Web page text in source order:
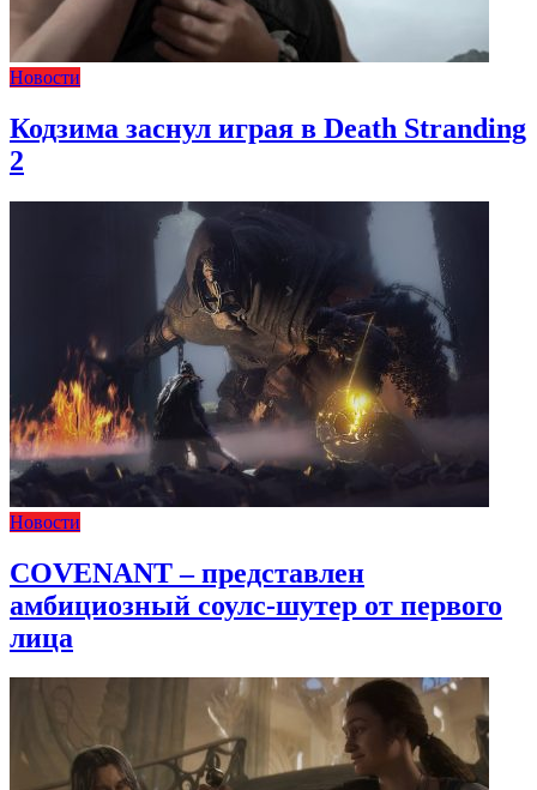
Новости
Кодзима заснул играя в Death Stranding
2
Новости
COVENANT – представлен
амбициозный соулс-шутер от первого
лица